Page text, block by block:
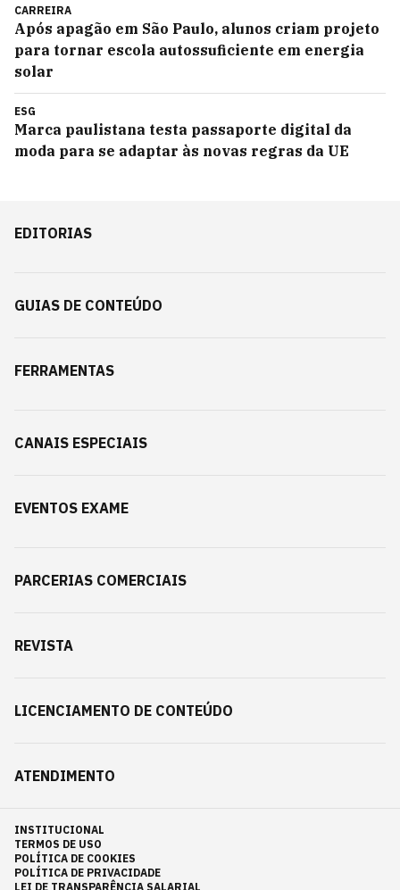
CARREIRA
Após apagão em São Paulo, alunos criam projeto
para tornar escola autossuficiente em energia
solar
ESG
Marca paulistana testa passaporte digital da
moda para se adaptar às novas regras da UE
EDITORIAS
GUIAS DE CONTEÚDO
FERRAMENTAS
CANAIS ESPECIAIS
EVENTOS EXAME
PARCERIAS COMERCIAIS
REVISTA
LICENCIAMENTO DE CONTEÚDO
ATENDIMENTO
INSTITUCIONAL
TERMOS DE USO
POLÍTICA DE COOKIES
POLÍTICA DE PRIVACIDADE
LEI DE TRANSPARÊNCIA SALARIAL